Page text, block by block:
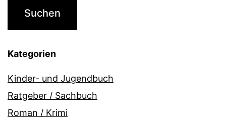
Kategorien
Kinder- und Jugendbuch
Ratgeber / Sachbuch
Roman / Krimi